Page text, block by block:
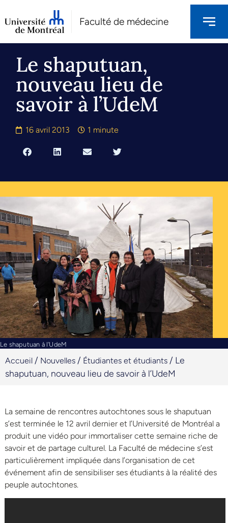
Faculté de médecine
Le shaputuan,
nouveau lieu de
savoir à l’UdeM
16 avril 2013 1 minute
Le shaputuan à l'UdeM
Accueil / Nouvelles / Étudiantes et étudiants / Le
shaputuan, nouveau lieu de savoir à l’UdeM
La semaine de rencontres autochtones sous le shaputuan
s’est terminée le 12 avril dernier et l’Université de Montréal a
produit une vidéo pour immortaliser cette semaine riche de
savoir et de partage culturel. La Faculté de médecine s’est
particulièrement impliquée dans l’organisation de cet
événement afin de sensibiliser ses étudiants à la réalité des
peuple autochtones.